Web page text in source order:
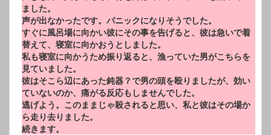
ました。
声が出なかったです。パニックになりそうでした。
すぐに風呂場に向かい彼にその事を告げると、彼は急いで着
替えて、寝室に向かおうとしました。
私も寝室に向かうため振り返ると、漁っていた男がこちらを
見ていました。
彼はそこら辺にあった鈍器？で男の頭を殴りましたが、効い
ていないのか、痛がる反応もしませんでした。
逃げよう。このままじゃ殺されると思い、私と彼はその場か
ら走り去りました。
続きます。